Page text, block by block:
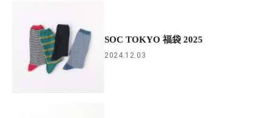
SOC TOKYO 福袋 2025
2024.12.03